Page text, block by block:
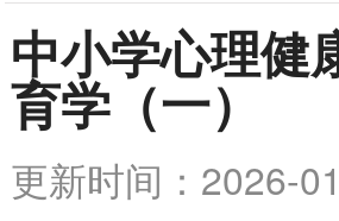
中小学心理健
育学（一）
更新时间：2026-